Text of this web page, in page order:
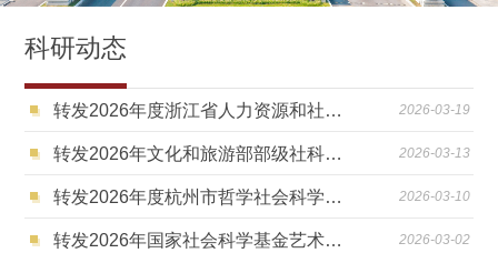
科研动态
转发2026年度浙江省人力资源和社会保障课题申报的通知 2026-03-19
转发2026年文化和旅游部部级社科研究项目的通知 2026-03-13
转发2026年度杭州市哲学社会科学常规性规划课题申报的通知 2026-03-10
转发2026年国家社会科学基金艺术学年度项目申报公告及艺术学重大项目招标公告的通知 2026-03-02